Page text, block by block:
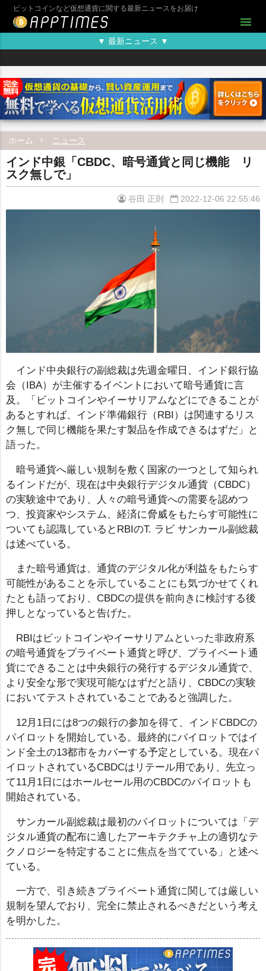
ビットコインなど仮想通貨に関する最新ニュースをお届け
menu
▼ 最新ニュース ▼
ホーム ニュース
インド中銀「CBDC、暗号通貨と同じ機能 リ
スク無しで」
谷田 正則 2022-12-06 22:55:46
インド中央銀行の副総裁は先週金曜日、インド銀行協
会（IBA）が主催するイベントにおいて暗号通貨に言
及。「ビットコインやイーサリアムなどにできることが
あるとすれば、インド準備銀行（RBI）は関連するリス
ク無しで同じ機能を果たす製品を作成できるはずだ」と
語った。
暗号通貨へ厳しい規制を敷く国家の一つとして知られ
るインドだが、現在は中央銀行デジタル通貨（CBDC）
の実験途中であり、人々の暗号通貨への需要を認めつ
つ、投資家やシステム、経済に脅威をもたらす可能性に
ついても認識しているとRBIのT. ラビ サンカール副総裁
は述べている。
また暗号通貨は、通貨のデジタル化が利益をもたらす
可能性があることを示していることにも気づかせてくれ
たとも語っており、CBDCの提供を前向きに検討する後
押しとなっていると告げた。
RBIはビットコインやイーサリアムといった非政府系
の暗号通貨をプライベート通貨と呼び、プライベート通
貨にできることは中央銀行の発行するデジタル通貨で、
より安全な形で実現可能なはずだと語り、CBDCの実験
においてテストされていることであると強調した。
12月1日には8つの銀行の参加を得て、インドCBDCの
パイロットを開始している。最終的にパイロットではイ
ンド全土の13都市をカバーする予定としている。現在パ
イロットされているCBDCはリテール用であり、先立っ
て11月1日にはホールセール用のCBDCのパイロットも
開始されている。
サンカール副総裁は最初のパイロットについては「デ
ジタル通貨の配布に適したアーキテクチャ上の適切なテ
クノロジーを特定することに焦点を当てている」と述べ
ている。
一方で、引き続きプライベート通貨に関しては厳しい
規制を望んでおり、完全に禁止されるべきだという考え
を明かした。